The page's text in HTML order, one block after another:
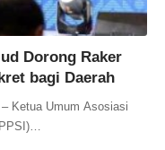
Dorong Raker
bagi Daerah
Ketua Umum Asosiasi